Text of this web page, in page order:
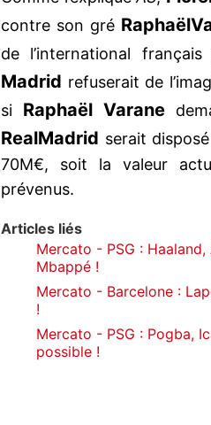
contre son gré Raphaël
de l’international
Madrid refuserait de
si Raphaël Varane
RealMadrid serait
70M€, soit la valeur
prévenus.
Articles liés
Mercato - PSG :
Mbappé !
Mercato - Barcelone :
!
Mercato - PSG : Pogba,
possible !